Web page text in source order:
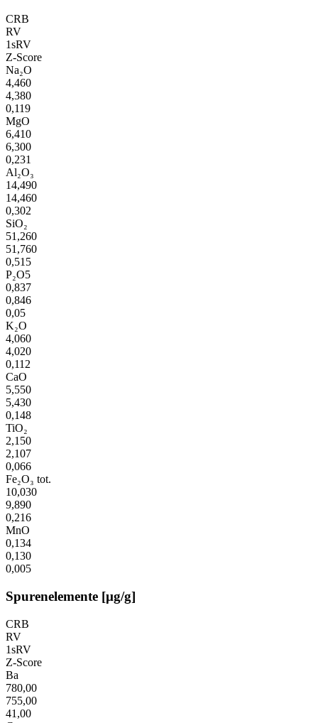
CRB
RV
1sRV
Z-Score
Na₂O
4,460
4,380
0,119
MgO
6,410
6,300
0,231
Al₂O₃
14,490
14,460
0,302
SiO₂
51,260
51,760
0,515
P₂O5
0,837
0,846
0,05
K₂O
4,060
4,020
0,112
CaO
5,550
5,430
0,148
TiO₂
2,150
2,107
0,066
Fe₂O₃ tot.
10,030
9,890
0,216
MnO
0,134
0,130
0,005
Spurenelemente [µg/g]
CRB
RV
1sRV
Z-Score
Ba
780,00
755,00
41,00